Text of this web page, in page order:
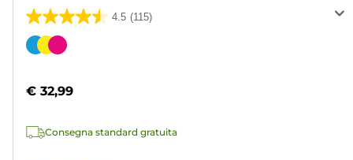
4.5 (115)
4.5
su
115
Cartuccia
colori
€ 32,99
Consegna standard gratuita